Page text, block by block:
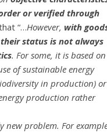
or verified through
“…However, with
status is not always
. For some, it is based on
of sustainable energy
in production) or
production rather
new problem. For